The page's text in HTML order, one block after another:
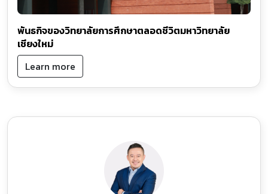
พันธกิจของวิทยาลัยการศึกษาตลอดชีวิตมหาวิทยาลัย
เชียงใหม่
Learn more